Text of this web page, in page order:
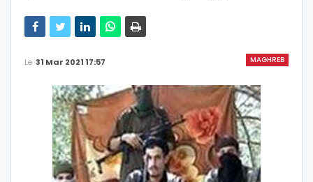
MAGHREB
Le 31 Mar 2021 17:57